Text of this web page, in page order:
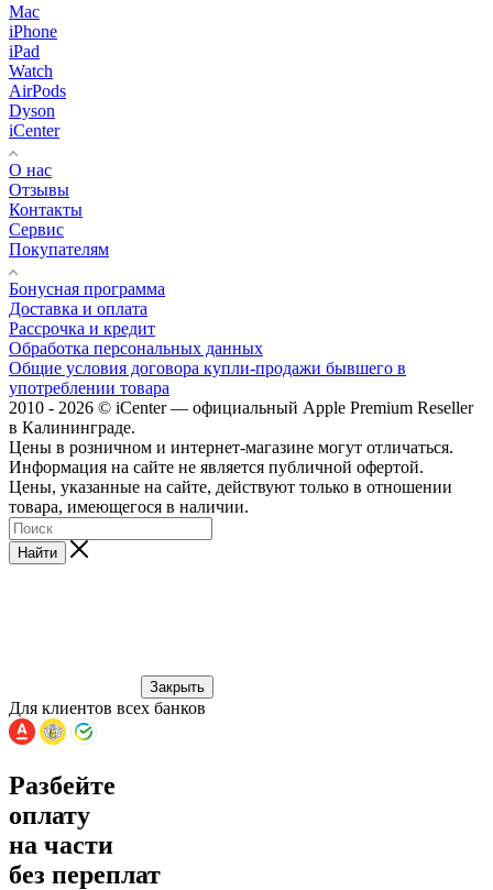
Mac
iPhone
iPad
Watch
AirPods
Dyson
iCenter
О нас
Отзывы
Контакты
Сервис
Покупателям
Бонусная программа
Доставка и оплата
Рассрочка и кредит
Обработка персональных данных
Общие условия договора купли-продажи бывшего в
употреблении товара
2010 - 2026 © iCenter — официальный Apple Premium Reseller
в Калининграде.
Цены в розничном и интернет-магазине могут отличаться.
Информация на сайте не является публичной офертой.
Цены, указанные на сайте, действуют только в отношении
товара, имеющегося в наличии.
Найти
Закрыть
Для клиентов всех банков
Разбейте
оплату
на части
без переплат